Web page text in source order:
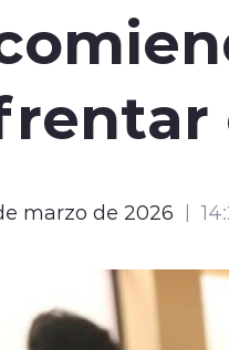
marzo de 2026